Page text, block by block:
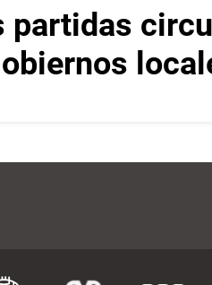
partidas